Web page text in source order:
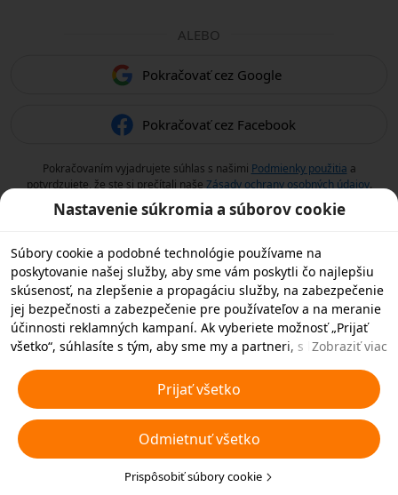
ALEBO
Pokračovať cez Google
Pokračovať cez Facebook
Pokračovaním vyjadrujete súhlas s našimi Podmienky použitia a
potvrdzujete, že ste si prečítali naše Zásady ochrany osobných údajov.
Nastavenie súkromia a súborov cookie
Súbory cookie a podobné technológie používame na
poskytovanie našej služby, aby sme vám poskytli čo najlepšiu
skúsenosť, na zlepšenie a propagáciu služby, na zabezpečenie
jej bezpečnosti a zabezpečenie pre používateľov a na meranie
účinnosti reklamných kampaní. Ak vyberiete možnosť „Prijať
všetko“, súhlasíte s tým, aby sme my a partneri, s ktorými
technológie vo vašom zariadení na reklamné účely. Môžete tiež
zvoliť možnosť „Odmietnuť všetky“ nedôležité súbory cookie
alebo vybrať, ktoré typy súborov cookie chcete prijať alebo
zakázať, kliknutím na tlačidlo „Prispôsobiť súbory cookie“ nižšie
alebo kedykoľvek v nastaveniach ochrany osobných údajov.
Viac informácií nájdete v našichPravidlách týkajúcich sa
Zobraziť viac
Prijať všetko
Odmietnuť všetko
Prispôsobiť súbory cookie